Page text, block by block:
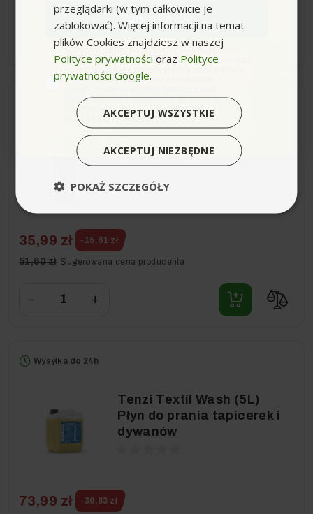
+
Wysyłka do 24h
Tenzi Zmywanie Mchów i
Porostów, 1L
35,99 zł -15,61 zł
51,60 zł Sugerowana cena producenta
− +
Wysyłka do 24h
Tenzi Textil Wash (5L)
Płyn do prania tapicerek i
dywanów
73,99 zł -30,83 zł
przeglądarki (w tym całkowicie je
zablokować). Więcej informacji na temat
plików Cookies znajdziesz w naszej
Polityce prywatności oraz Polityce
prywatności Google.
AKCEPTUJ WSZYSTKIE
AKCEPTUJ NIEZBĘDNE
POKAŻ SZCZEGÓŁY
Zapisuję się
zgodaWyrażam zgodę na przetwarzanie moich
danych osobowych w postaci adresu e-mail oraz
na przesyłanie na podany przeze mnie adres e-
mail informacji handlowej o produktach i
Newsletter przez ocean.com sp. z o.o. sp. k.
Zapoznałem/łam się i akceptuję politykę
prywatności. *(wymagane)